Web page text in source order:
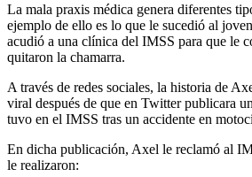
La mala praxis médica genera diferentes
ejemplo de ello es lo que le sucedió al
acudió a una clínica del IMSS para que le
quitaron la chamarra.
A través de redes sociales, la historia de
viral después de que en Twitter publicara
tuvo en el IMSS tras un accidente en
En dicha publicación, Axel le reclamó al
le realizaron: